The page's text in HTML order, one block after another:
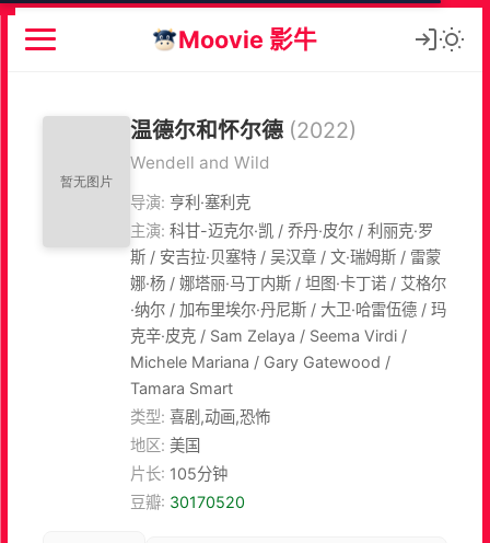
Moovie 影牛
温德尔和怀尔德 (2022)
Wendell and Wild
导演: 亨利·塞利克
主演: 科甘-迈克尔·凯 / 乔丹·皮尔 / 利丽克·罗
斯 / 安吉拉·贝塞特 / 吴汉章 / 文·瑞姆斯 / 雷蒙
娜·杨 / 娜塔丽·马丁内斯 / 坦图·卡丁诺 / 艾格尔
·纳尔 / 加布里埃尔·丹尼斯 / 大卫·哈雷伍德 / 玛
克辛·皮克 / Sam Zelaya / Seema Virdi /
Michele Mariana / Gary Gatewood /
Tamara Smart
类型: 喜剧,动画,恐怖
地区: 美国
片长: 105分钟
豆瓣: 30170520